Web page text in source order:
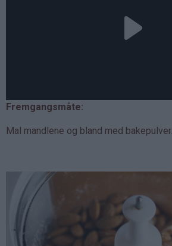
Fremgangsmåte:
Mal mandlene og bland med bakepulver.